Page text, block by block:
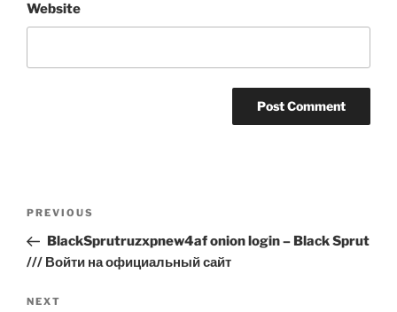
Website
Previous
Post
PREVIOUS
BlackSprutruzxpnew4af onion login – Black Sprut
/// Войти на официальный сайт
Next
NEXT